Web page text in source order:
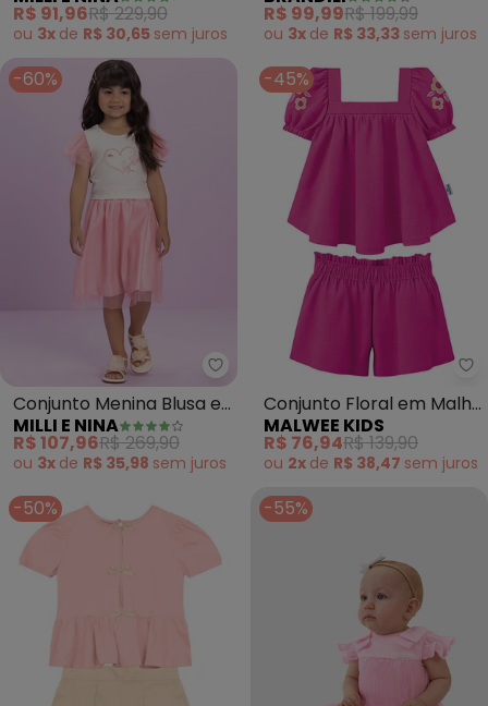
(Rosa)
R$ 91,96R$ 229,90
ou 3x de R$ 30,65 sem juros
R$ 99,99R$ 199,99
ou 3x de R$ 33,33 sem juros
-60%
Milli e Nina - Conjunto Menina
Conjunto Menina Blusa e
Saia em Tule Brilho
(Rosa)
MILLI E NINA
R$ 107,96R$ 269,90
ou 3x de R$ 35,98 sem juros
-45%
Conjunto Floral em Malha
Texturizada (Rosa)
MALWEE KIDS
R$ 76,94R$ 139,90
ou 2x de R$ 38,47 sem juros
-50% -55%